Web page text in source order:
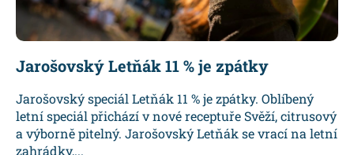
Jarošovský Letňák 11 % je zpátky
Jarošovský speciál Letňák 11 % je zpátky. Oblíbený
letní speciál přichází v nové receptuře Svěží, citrusový
a výborně pitelný. Jarošovský Letňák se vrací na letní
zahrádky,...